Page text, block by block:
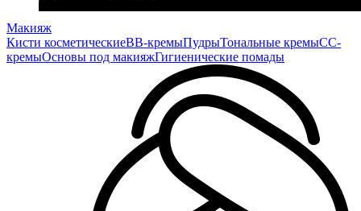
Макияж
Кисти косметическиеBB-кремыПудрыТональные кремыCC-
кремыОсновы под макияжГигиенические помады